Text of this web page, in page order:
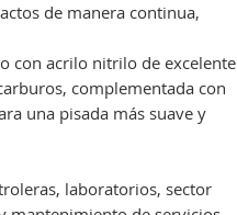
de manera continua,
con acrilo nitrilo de excelente
complementada con
una pisada más suave y
laboratorios, sector